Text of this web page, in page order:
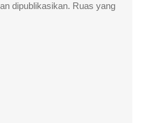
dipublikasikan. Ruas yang